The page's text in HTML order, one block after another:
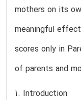
mothers on its
meaningful
scores only in
of parents and
1. Introduction